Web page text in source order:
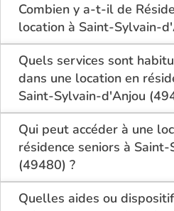
Combien y a-t-il de
location à Saint-Sylvain-
Sur le site Logement-
actuellement 1 Résidences
Saint-Sylvain-d'Anjou
Quels services sont
dans une location en
Saint-Sylvain-d'Anjou
En location à Saint-
résidence seniors inclut
des espaces communs,
présence d’un accueil /
ou service repas optionnel.
optionnels et peuvent faire
Qui peut accéder à une
résidence seniors à
(49480) ?
La location en résidence
d'Anjou (49480) s’adresse
Quelles aides ou